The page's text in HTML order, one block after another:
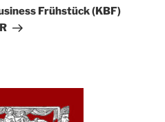
Frühstück (KBF)